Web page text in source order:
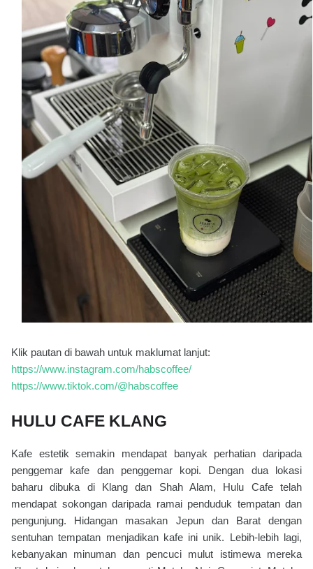
Klik pautan di bawah untuk maklumat lanjut:
https://www.instagram.com/habscoffee/
https://www.tiktok.com/@habscoffee
HULU CAFE KLANG
Kafe estetik semakin mendapat banyak perhatian daripada
penggemar kafe dan penggemar kopi. Dengan dua lokasi
baharu dibuka di Klang dan Shah Alam, Hulu Cafe telah
mendapat sokongan daripada ramai penduduk tempatan dan
pengunjung. Hidangan masakan Jepun dan Barat dengan
sentuhan tempatan menjadikan kafe ini unik. Lebih-lebih lagi,
kebanyakan minuman dan pencuci mulut istimewa mereka